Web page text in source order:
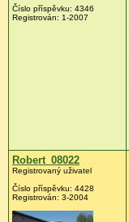
Číslo příspěvku: 4346
Registrován: 1-2007
Robert_08022
Registrovaný uživatel
Číslo příspěvku: 4428
Registrován: 3-2004